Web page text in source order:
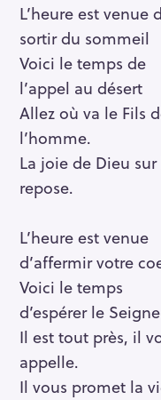
L’heure est venue
sortir du sommeil
Voici le temps de
l’appel au désert
Allez où va le Fils
l’homme.
La joie de Dieu
repose.
L’heure est venue
d’affermir votre
Voici le temps
d’espérer le
Il est tout près, il
appelle.
Il vous promet la